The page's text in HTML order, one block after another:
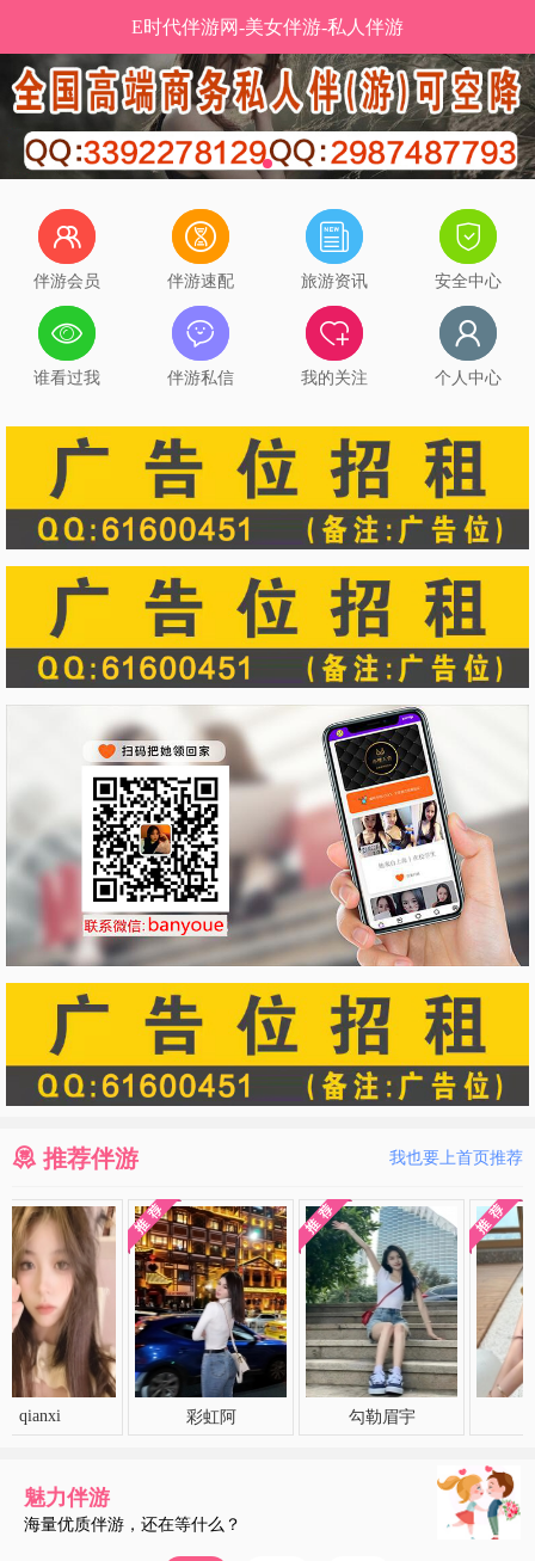
E时代伴游网-美女伴游-私人伴游
伴游会员 伴游速配 旅游资讯 安全中心
谁看过我 伴游私信 我的关注 个人中心
推荐伴游 我也要上首页推荐
彩虹阿 勾勒眉宇
魅力伴游
海量优质伴游，还在等什么？